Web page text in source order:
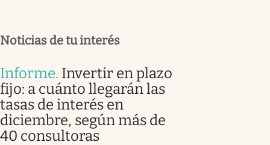
Noticias de tu interés
Informe. Invertir en plazo
fijo: a cuánto llegarán las
tasas de interés en
diciembre, según más de
40 consultoras